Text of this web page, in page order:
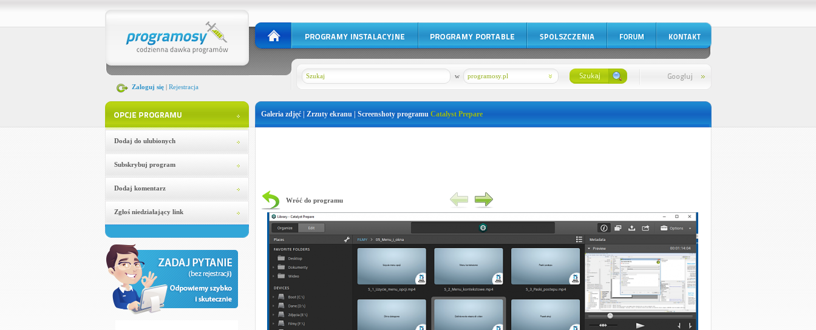
Zaloguj się| Rejestracja
programosy.pl
w
Dodaj do ulubionych
Subskrybuj program
Dodaj komentarz
Zgłoś niedziałający link
Galeria zdjęć | Zrzuty ekranu | Screenshoty programu Catalyst Prepare
Wróć do programu